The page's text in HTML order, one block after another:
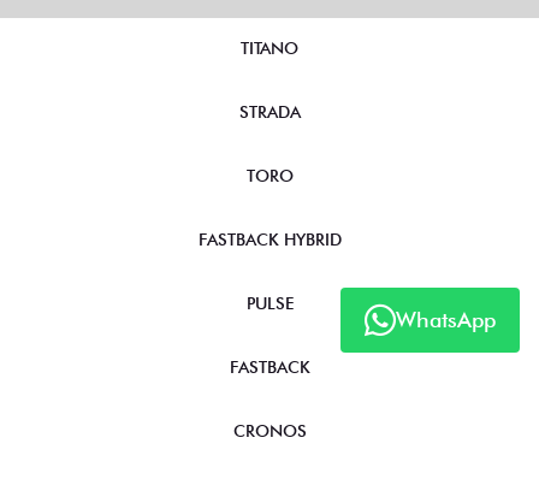
WhatsApp
TITANO
STRADA
TORO
FASTBACK HYBRID
PULSE
FASTBACK
CRONOS